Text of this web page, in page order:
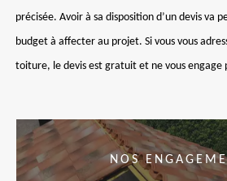
précisée. Avoir à sa disposition d’un devis va
budget à affecter au projet. Si vous vous
toiture, le devis est gratuit et ne vous engage
NOS